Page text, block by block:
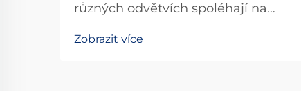
různých odvětvích spoléhají na
vynikající výkon svých strojů a
Zobrazit více